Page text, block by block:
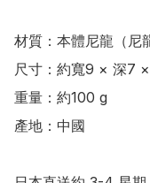
材質：本體尼龍（尼
尺寸：約寬9 × 深7
重量：約100 g
產地：中國